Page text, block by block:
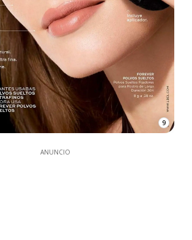
9
ANUNCIO